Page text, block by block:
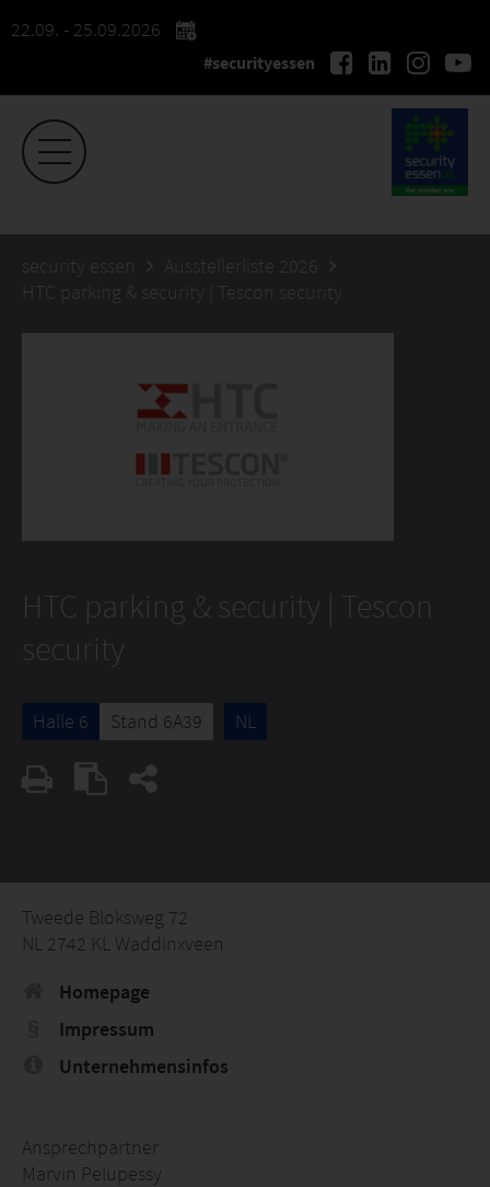
22.09. - 25.09.2026
#securityessen
security essen
Ausstellerliste 2026
HTC parking & security | Tescon security
HTC parking & security | Tescon
security
Halle 6 Stand 6A39 NL
Tweede Bloksweg 72
NL 2742 KL Waddinxveen
Homepage
Impressum
Unternehmensinfos
Ansprechpartner
Marvin Pelupessy